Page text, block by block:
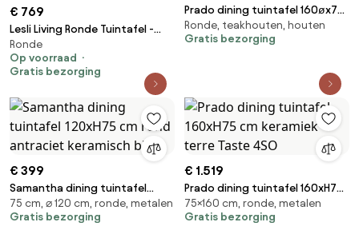
€ 769
Lesli Living Ronde Tuintafel -
Mojito Negro - Ø 150 cm -
Keramiek - Lesli Living
Ronde
Op voorraad
Gratis bezorging
Prado dining tuintafel 160øx75
cm rond teak antraciet Taste
4SO
Ronde, teakhouten, houten
Gratis bezorging
€ 399
Samantha dining tuintafel
120xH75 cm rond antraciet
keramisch blad
75 cm, ⌀ 120 cm, ronde, metalen
Gratis bezorging
€ 1.519
Prado dining tuintafel 160xH75
cm keramiek terre Taste 4SO
75×160 cm, ronde, metalen
Gratis bezorging